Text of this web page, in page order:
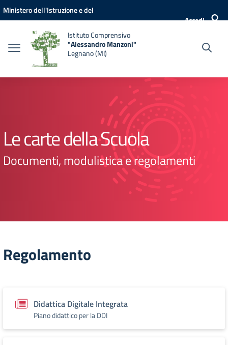
Vai ai contenuti
Vai al menu di navigazione
Vai al footer
Ministero dell'Istruzione e del
Accedi
Istituto Comprensivo
"Alessandro Manzoni"
Legnano (MI)
Le carte della Scuola
Documenti, modulistica e regolamenti
Regolamento
Didattica Digitale Integrata
Piano didattico per la DDI